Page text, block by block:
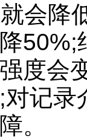
会降
度会
记
。